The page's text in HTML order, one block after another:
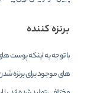
برنزه کننده
با توجه به اینکه پوست
های موجود برای برنزه